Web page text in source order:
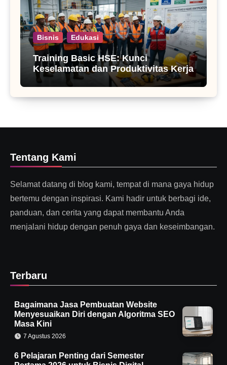
Bisnis Edukasi
Training Basic HSE: Kunci
Keselamatan dan Produktivitas Kerja
Tentang Kami
Selamat datang di blog kami, tempat di mana gaya hidup
bertemu dengan inspirasi. Kami hadir untuk berbagi ide,
panduan, dan cerita yang dapat membantu Anda
menjalani hidup dengan penuh gaya dan keseimbangan.
Terbaru
Bagaimana Jasa Pembuatan Website
Menyesuaikan Diri dengan Algoritma SEO
Masa Kini
7 Agustus 2026
6 Pelajaran Penting dari Semester